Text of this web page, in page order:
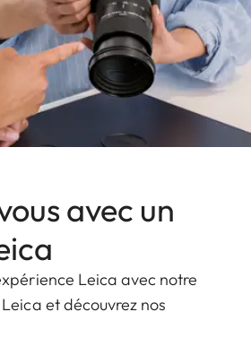
avec un
Leica avec notre
et découvrez nos